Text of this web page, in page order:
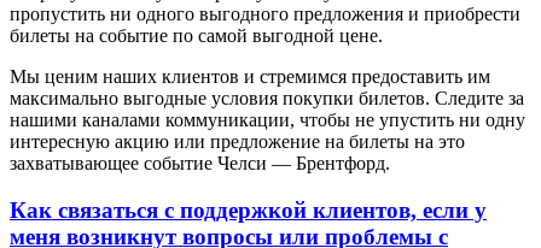
пропустить ни одного выгодного предложения и приобрести
билеты на событие по самой выгодной цене.
Мы ценим наших клиентов и стремимся предоставить им
максимально выгодные условия покупки билетов. Следите за
нашими каналами коммуникации, чтобы не упустить ни одну
интересную акцию или предложение на билеты на это
захватывающее событие Челси — Брентфорд.
Как связаться с поддержкой клиентов, если у
меня возникнут вопросы или проблемы с